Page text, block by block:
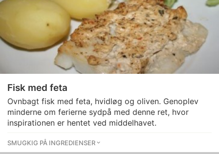
Fisk med feta
Ovnbagt fisk med feta, hvidløg og oliven. Genoplev
minderne om ferierne sydpå med denne ret, hvor
inspirationen er hentet ved middelhavet.
SMUGKIG PÅ INGREDIENSER